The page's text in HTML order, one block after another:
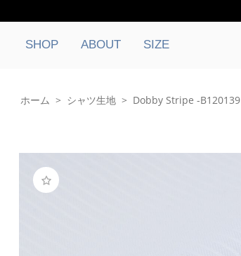
SHOP ABOUT SIZE
ホーム > シャツ生地 > Dobby Stripe -B120139